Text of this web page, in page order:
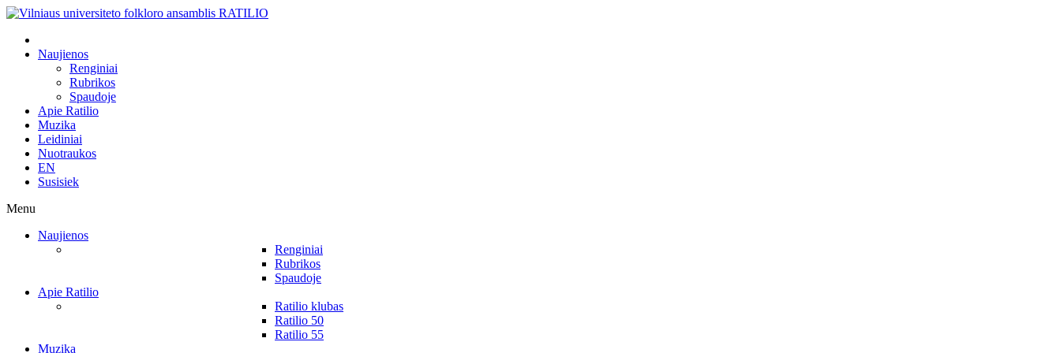
Naujienos
Renginiai
Rubrikos
Spaudoje
Apie Ratilio
Muzika
Leidiniai
Nuotraukos
EN
Susisiek
Menu
Naujienos
Renginiai
Rubrikos
Spaudoje
Apie Ratilio
Ratilio klubas
Ratilio 50
Ratilio 55
Muzika